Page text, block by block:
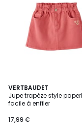
VERTBAUDET
Jupe trapèze style
facile à enfiler
17,99 €
3
Couleurs